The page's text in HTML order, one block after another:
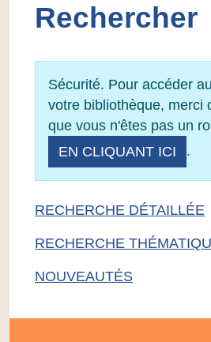
Rechercher
Sécurité. Pour accéder
votre bibliothèque, merci
que vous n'êtes pas un
EN CLIQUANT ICI
.
RECHERCHE DÉTAILLÉE
RECHERCHE
NOUVEAUTÉS